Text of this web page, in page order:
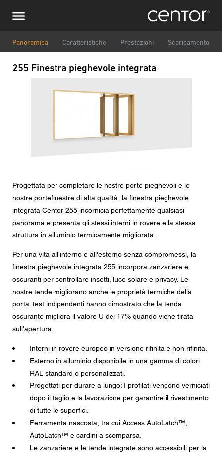
contenuto
Panoramica Caratteristiche Prestazioni Scaricamento
255 Finestra pieghevole integrata
Progettata per completare le nostre porte pieghevoli e le
nostre portefinestre di alta qualità, la finestra pieghevole
integrata Centor 255 incornicia perfettamente qualsiasi
panorama e presenta gli stessi interni in rovere e la stessa
struttura in alluminio termicamente migliorata.
Per una vita all'interno e all'esterno senza compromessi, la
finestra pieghevole integrata 255 incorpora zanzariere e
oscuranti per controllare insetti, luce solare e privacy. Le
nostre tende migliorano anche le proprietà termiche della
porta: test indipendenti hanno dimostrato che la tenda
oscurante migliora il valore U del 17% quando viene tirata
sull'apertura.
Interni in rovere europeo in versione rifinita e non rifinita.
Esterno in alluminio disponibile in una gamma di colori
RAL standard o personalizzati.
Progettati per durare a lungo: I profilati vengono verniciati
dopo il taglio e la lavorazione per garantire il rivestimento
di tutte le superfici.
Ferramenta nascosta, tra cui Access AutoLatch™,
AutoLatch™ e cardini a scomparsa.
Le zanzariere e le tende integrate sono accessibili per la
Richiesta di informazioni
Numero di telefono
Voi siete il
Messaggio
CAPTCHA
visitatore umano e per impedire inserimenti di spam
automatici.
Consenso alla protezione dei dati
Acconsento all'inoltro dei miei dati personali nei campi
del modulo di cui sopra al rivenditore Centor più vicino o
contattare ai fini della mia richiesta.
linee guida sulla protezione dei dati.
DACH e BeNeLux
Nord America